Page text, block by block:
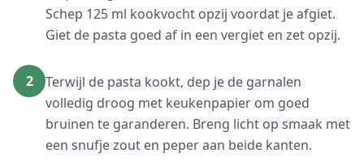
Schep 125 ml kookvocht opzij voordat je afgiet.
Giet de pasta goed af in een vergiet en zet opzij.
2
Terwijl de pasta kookt, dep je de garnalen
volledig droog met keukenpapier om goed
bruinen te garanderen. Breng licht op smaak met
een snufje zout en peper aan beide kanten.